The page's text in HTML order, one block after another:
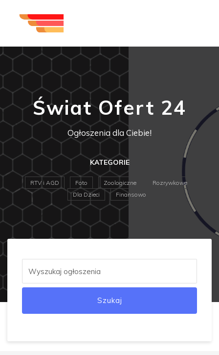
Świat Ofert 24
Ogłoszenia dla Ciebie!
KATEGORIE
RTV i AGD Foto Zoologiczne
Rozrywkowe
Dla Dzieci
Finansowo
Szukaj